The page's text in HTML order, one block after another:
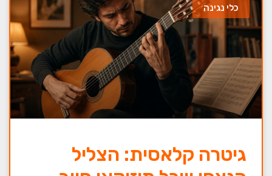
כלי נגינה
גיטרה קלאסית: הצליל